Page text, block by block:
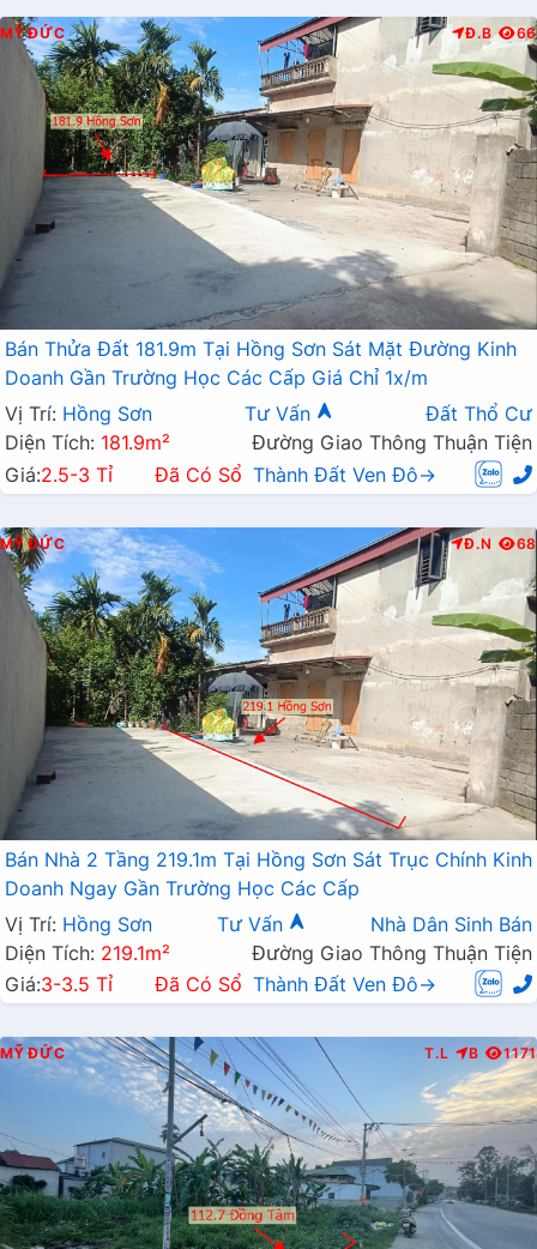
MỸ ĐỨC Đ.B 66
Bán Thửa Đất 181.9m Tại Hồng Sơn Sát Mặt Đường Kinh
Doanh Gần Trường Học Các Cấp Giá Chỉ 1x/m
Vị Trí: Hồng Sơn Tư Vấn
Đất Thổ Cư
Diện Tích: 181.9m²
Đường Giao Thông Thuận Tiện
Giá:2.5-3 Tỉ Đã Có Sổ Thành Đất Ven Đô→
MỸ ĐỨC Đ.N 68
Bán Nhà 2 Tầng 219.1m Tại Hồng Sơn Sát Trục Chính Kinh
Doanh Ngay Gần Trường Học Các Cấp
Vị Trí: Hồng Sơn Tư Vấn
Nhà Dân Sinh Bán
Diện Tích: 219.1m²
Đường Giao Thông Thuận Tiện
Giá:3-3.5 Tỉ Đã Có Sổ Thành Đất Ven Đô→
MỸ ĐỨC T.L B 1171